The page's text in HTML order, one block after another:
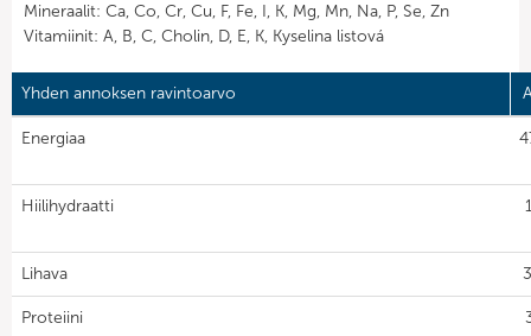
Mineraalit: Ca, Co, Cr, Cu, F, Fe, I, K, Mg, Mn, Na, P, Se, Zn
Vitamiinit: A, B, C, Cholin, D, E, K, Kyselina listová
Yhden annoksen ravintoarvo
Energiaa
Hiilihydraatti
Lihava
Proteiini